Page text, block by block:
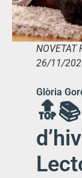
NOVETAT
26/11/
Glòria